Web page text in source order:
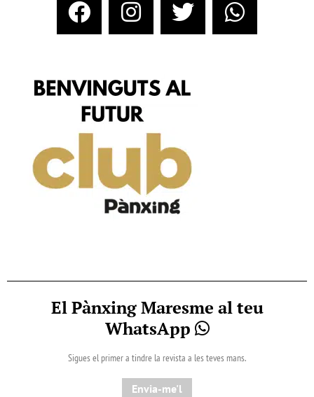
El Pànxing Maresme al teu
WhatsApp
Sigues el primer a tindre la revista a les teves mans.
Envia-me'l